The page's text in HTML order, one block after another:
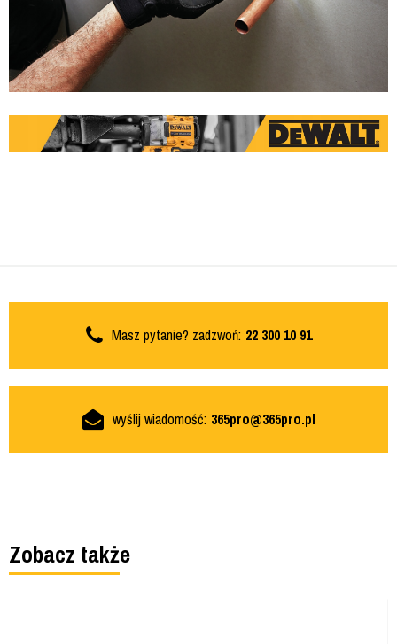
Masz pytanie? zadzwoń: 22 300 10 91
wyślij wiadomość: 365pro@365pro.pl
Zobacz także